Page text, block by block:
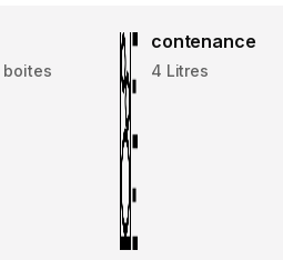
boites
contenance
4 Litres